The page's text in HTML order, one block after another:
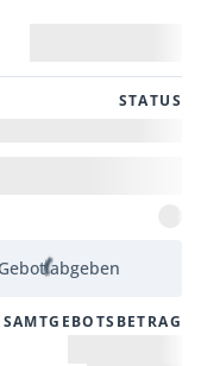
STATUS
Gebot abgeben